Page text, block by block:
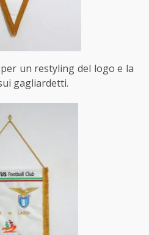
un restyling del logo e la
gagliardetti.